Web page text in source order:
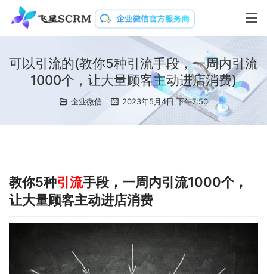
可以引流的(教你5种引流手段，一周内引流
1000个，让大量顾客主动进店消费)
企业微信 2023年5月4日 下午7:50
教你5种引流手段，一周内引流1000个，
让大量顾客主动进店消费